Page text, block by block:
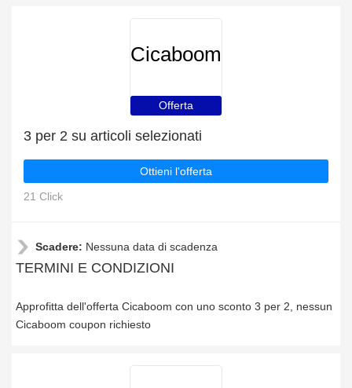
Cicaboom
Offerta
3 per 2 su articoli selezionati
Ottieni l'offerta
21 Click
Scadere: Nessuna data di scadenza
TERMINI E CONDIZIONI
Approfitta dell'offerta Cicaboom con uno sconto 3 per 2, nessun
Cicaboom coupon richiesto